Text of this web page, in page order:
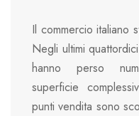
Il commercio italiano
Negli ultimi
hanno perso
superficie
punti vendita sono